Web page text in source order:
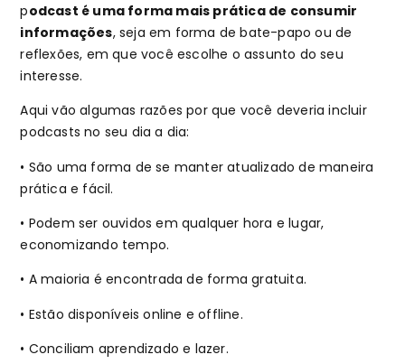
podcast é uma forma mais prática de consumir
informações, seja em forma de bate-papo ou de
reflexões, em que você escolhe o assunto do seu
interesse.
Aqui vão algumas razões por que você deveria incluir
podcasts no seu dia a dia:
• São uma forma de se manter atualizado de maneira
prática e fácil.
• Podem ser ouvidos em qualquer hora e lugar,
economizando tempo.
• A maioria é encontrada de forma gratuita.
• Estão disponíveis online e offline.
• Conciliam aprendizado e lazer.